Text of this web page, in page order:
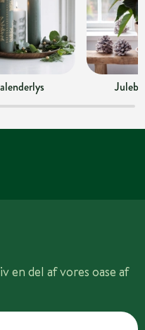
en del af vores oase af